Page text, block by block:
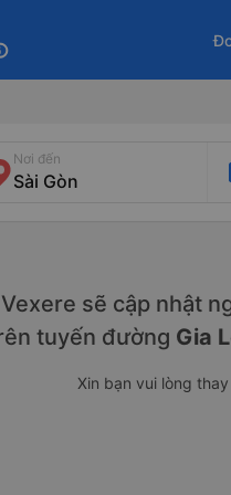
Nơi đến
sẽ cập nhật
tuyến đường Gia
Xin bạn vui lòng